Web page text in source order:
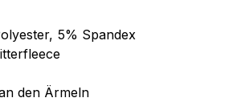
5% Spandex
den Ärmeln